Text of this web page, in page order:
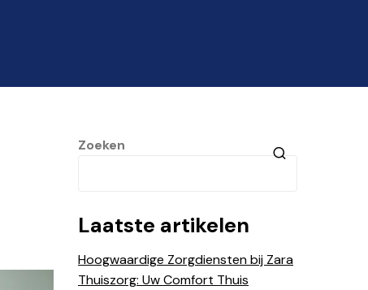
Zoeken
Laatste artikelen
Hoogwaardige Zorgdiensten bij Zara
Thuiszorg: Uw Comfort Thuis